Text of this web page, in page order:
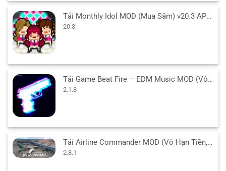
Tải Monthly Idol MOD (Mua Sắm) v20.3 APK cho Android
20.3
Tải Game Beat Fire – EDM Music MOD (Vô Hạn Tiền) v2.1.8 APK
2.1.8
Tải Airline Commander MOD (Vô Hạn Tiền, Mở Khóa) 2.8.1 APK
2.8.1